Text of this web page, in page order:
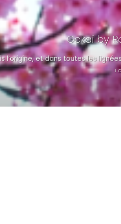
Gokai by
l’origine, et dans toutes les
1